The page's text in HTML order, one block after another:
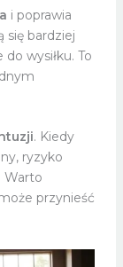
i poprawia
się bardziej
wysiłku. To
. Kiedy
ryzyko
Warto
przynieść